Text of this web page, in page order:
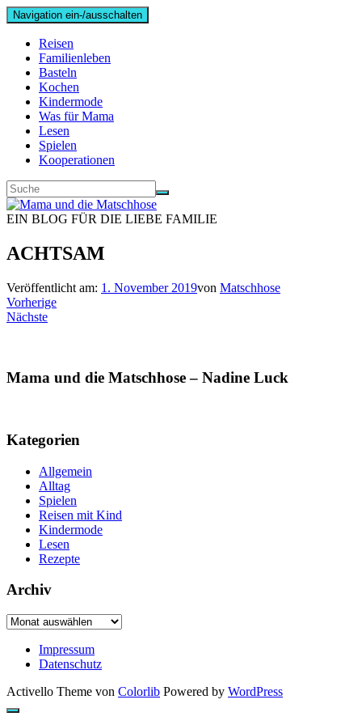
Navigation ein-/ausschalten
Reisen
Familienleben
Basteln
Kochen
Kindermode
Was für Mama
Lesen
Spielen
Kooperationen
EIN BLOG FÜR DIE LIEBE FAMILIE
ACHTSAM
Veröffentlicht am: 1. November 2019von Matschhose
Vorherige
Nächste
Mama und die Matschhose – Nadine Luck
Kategorien
Allgemein
Alltag
Spielen
Reisen mit Kind
Kindermode
Lesen
Rezepte
Archiv
Archiv
Impressum
Datenschutz
Activello Theme von Colorlib Powered by WordPress